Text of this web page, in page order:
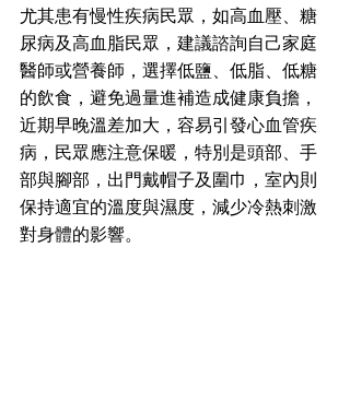
尤其患有慢性疾病民眾，如高血壓、糖
尿病及高血脂民眾，建議諮詢自己家庭
醫師或營養師，選擇低鹽、低脂、低糖
的飲食，避免過量進補造成健康負擔，
近期早晚溫差加大，容易引發心血管疾
病，民眾應注意保暖，特別是頭部、手
部與腳部，出門戴帽子及圍巾，室內則
保持適宜的溫度與濕度，減少冷熱刺激
對身體的影響。